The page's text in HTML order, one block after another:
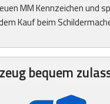
MM Kennzeichen und
Kauf beim
bequem